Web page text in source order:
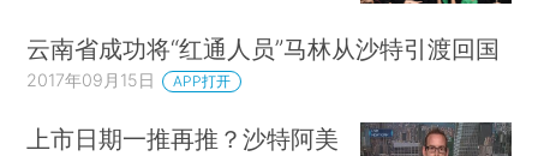
云南省成功将“红通人员”马林从沙特引渡回国
2017年09月15日 APP打开
上市日期一推再推？沙特阿美